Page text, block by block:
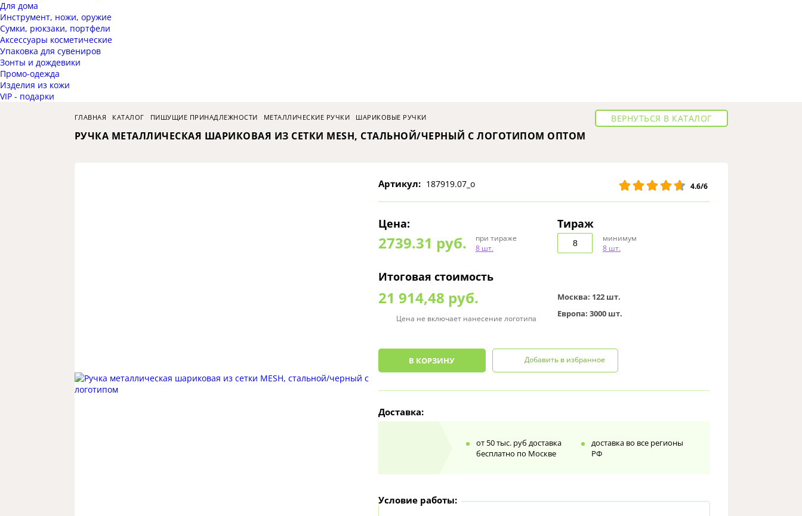
Для дома
Инструмент, ножи, оружие
Сумки, рюкзаки, портфели
Аксессуары косметические
Упаковка для сувениров
Зонты и дождевики
Промо-одежда
Изделия из кожи
VIP - подарки
ГЛАВНАЯ КАТАЛОГ ПИШУЩИЕ ПРИНАДЛЕЖНОСТИ МЕТАЛЛИЧЕСКИЕ РУЧКИ ШАРИКОВЫЕ РУЧКИ ВЕРНУТЬСЯ В КАТАЛОГ
РУЧКА МЕТАЛЛИЧЕСКАЯ ШАРИКОВАЯ ИЗ СЕТКИ MESH, СТАЛЬНОЙ/ЧЕРНЫЙ С ЛОГОТИПОМ ОПТОМ
Артикул: 187919.07_o 4.6/6
Цена:
2739.31 руб.
при тираже
8 шт.
Итоговая стоимость
21 914,48 руб.
Цена не включает нанесение логотипа
Тираж
минимум
8 шт.
Москва: 122 шт.
Европа:3000 шт.
В КОРЗИНУ Добавить в избранное
Доставка:
от 50 тыс. руб доставка
бесплатно по Москве
доставка во все регионы
РФ
Условие работы: